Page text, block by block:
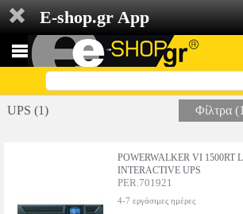
E-shop.gr App
UPS (1) Φίλτρα
POWERWALKER VI 1500RT
INTERACTIVE UPS
PER.701921
4-7 εργάσιμες ημέρες